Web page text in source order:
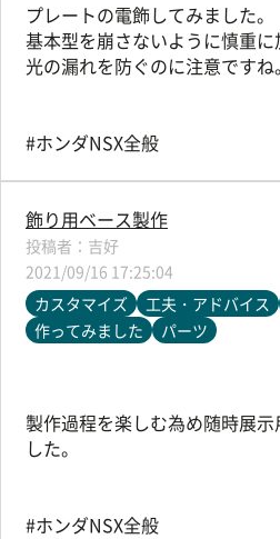
プレートの電飾してみました。
基本型を崩さないように慎重に
光の漏れを防ぐのに注意ですね。
#ホンダNSX全般
飾り用ベース製作
吉好
2021/09/16 17:25:04
カスタマイズ 工夫・アドバイス
作ってみました
パーツ
製作過程を楽しむ為め随時展
した。
#ホンダNSX全般